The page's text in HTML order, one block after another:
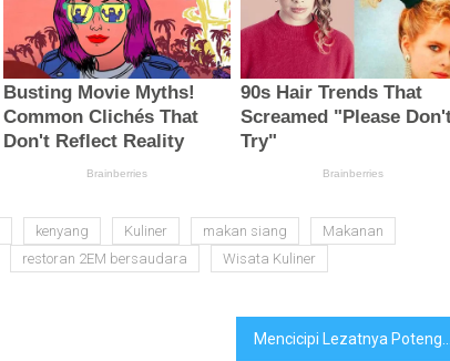
kenyang Kuliner makan siang
Makanan
restoran 2EM bersaudara
Wisata Kuliner